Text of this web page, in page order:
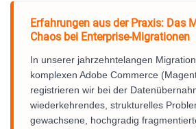
Erfahrungen aus der Praxis: Das
Chaos bei Enterprise-Migrationen
In unserer jahrzehntelangen
komplexen Adobe Commerce
registrieren wir bei der
wiederkehrendes, strukturelles
gewachsene, hochgradig